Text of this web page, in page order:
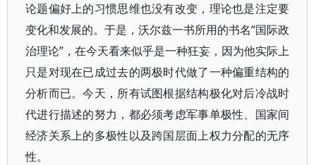
论题偏好上的习惯思维也没有改变，理论也是注定要
变化和发展的。于是，沃尔兹一书所用的书名“国际政
治理论”，在今天看来似乎是一种狂妄，因为他实际上
只是对现在已成过去的两极时代做了一种偏重结构的
分析而已。今天，所有试图根据结构极化对后冷战时
代进行描述的努力，都必须考虑军事单极性、国家间
经济关系上的多极性以及跨国层面上权力分配的无序
性。